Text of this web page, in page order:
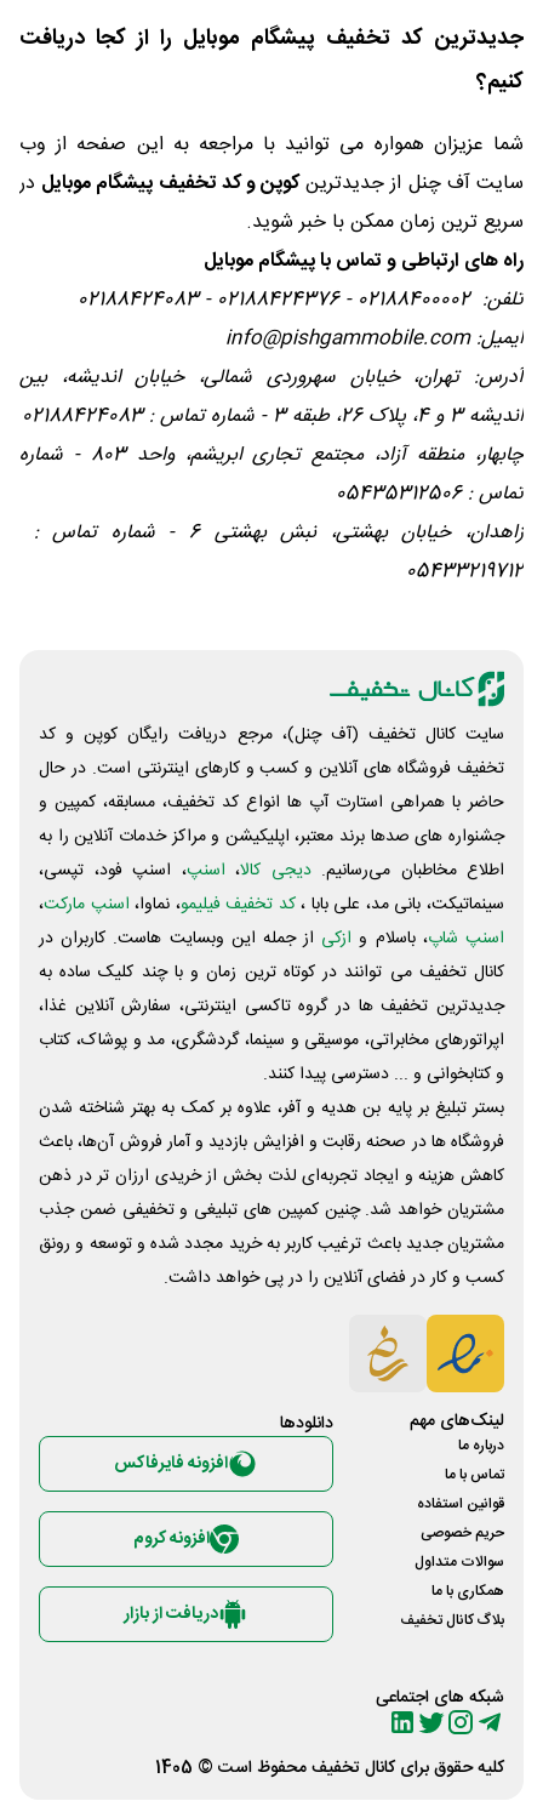
جدیدترین کد تخفیف پیشگام موبایل را از کجا دریافت
کنیم؟
شما عزیزان همواره می توانید با مراجعه به این صفحه از وب
سایت آف چنل از جدیدترینکوپن و کد تخفیف پیشگام موبایل در
سریع ترین زمان ممکن با خبر شوید.
راه‌ های ارتباطی و تماس با پیشگام موبایل
تلفن: 02188400002 - 02188424376 - 02188424083
ایمیل: info@pishgammobile.com
آدرس: تهران، خیابان سهروردی شمالی، خیابان اندیشه، بین
اندیشه 3 و 4، پلاک 26، طبقه 3 - شماره تماس : 02188424083
چابهار، منطقه آزاد، مجتمع تجاری ابریشم، واحد 803 - شماره
تماس : 05435312506
زاهدان، خیابان بهشتی، نبش بهشتی 6 - شماره تماس :
05433219712
سایت کانال تخفیف (آف چنل)، مرجع دریافت رایگان کوپن و کد
تخفیف فروشگاه های آنلاین و کسب و‌ کارهای اینترنتی است. در حال
حاضر با همراهی استارت آپ ها انواع کد تخفیف، مسابقه، کمپین و
جشنواره های صدها برند معتبر، اپلیکیشن و مراکز خدمات آنلاین را به
اطلاع مخاطبان می‌رسانیم. دیجی کالا، اسنپ، اسنپ فود، تپسی،
سینماتیکت، بانی مد، علی‌ بابا ،کد تخفیف فیلیمو، نماوا، اسنپ مارکت،
اسنپ شاپ، باسلام و ازکی از جمله این وبسایت ‌هاست. کاربران در
کانال تخفیف می توانند در کوتاه ترین زمان و با چند کلیک ساده به
جدیدترین تخفیف ها در گروه تاکسی اینترنتی، سفارش آنلاین غذا،
اپراتورهای مخابراتی، موسیقی و سینما، گردشگری، مد و پوشاک، کتاب
و کتابخوانی و ... دسترسی پیدا کنند.
بستر تبلیغ بر پایه بن هدیه و آفر، علاوه بر کمک به بهتر شناخته شدن
فروشگاه ها در صحنه رقابت و افزایش بازدید و آمار فروش آن‌ها، باعث
کاهش هزینه و ایجاد تجربه‌ای لذت بخش از خریدی ارزان تر در ذهن
مشتریان خواهد شد. چنین کمپین های تبلیغی و تخفیفی ضمن جذب
مشتریان جدید باعث ترغیب کاربر به خرید مجدد شده و توسعه و رونق
کسب و کار در فضای آنلاین را در پی خواهد داشت.
لینک‌های مهم
درباره ما
تماس با ما
قوانین استفاده
حریم خصوصی
سوالات متداول
همکاری با ما
بلاگ کانال تخفیف
شبکه های اجتماعی
دانلود‌ها
افزونه فایرفاکس
افزونه کروم
دریافت از بازار
کلیه حقوق برای کانال تخفیفمحفوظ است © 1405